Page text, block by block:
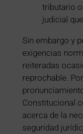
tributario
judicial
Sin embargo y
exigencias
reiteradas
reprochable.
Constitucional
acerca de la
seguridad